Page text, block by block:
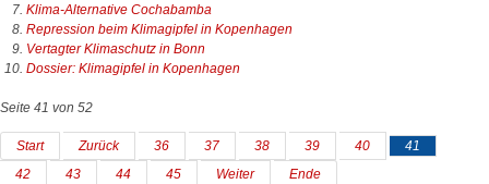
Klima-Alternative Cochabamba
Repression beim Klimagipfel in Kopenhagen
Vertagter Klimaschutz in Bonn
Dossier: Klimagipfel in Kopenhagen
Seite 41 von 52
Start Zurück 36 37 38 39 40
41
42
43 44 45 Weiter Ende